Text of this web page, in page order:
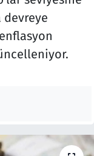
devreye